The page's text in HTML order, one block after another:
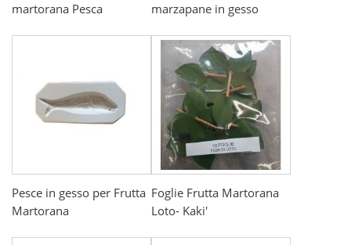
martorana Pesca
marzapane in gesso
Pesce in gesso per Frutta
Martorana
Foglie Frutta Martorana
Loto- Kaki'